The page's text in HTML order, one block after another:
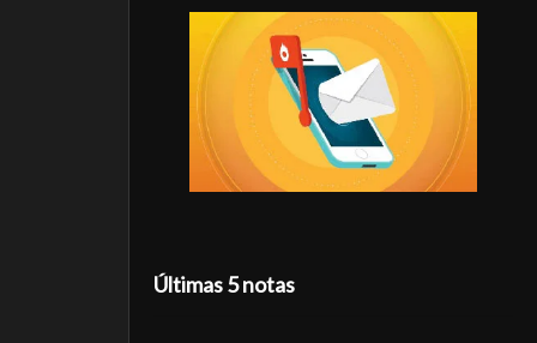
Últimas 5 notas